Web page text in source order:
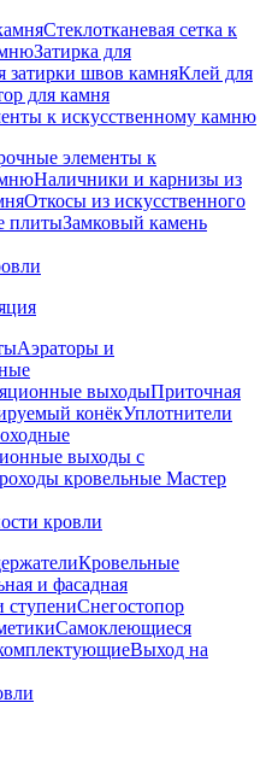
Стеклотканевая сетка к
Затирка для
затирки швов камняКлей для
для камня
к искусственному камню
элементы к
Наличники и карнизы из
Откосы из искусственного
плитыЗамковый камень
Аэраторы и
выходыПриточная
конёкУплотнители
выходы с
кровельные Мастер
кровли
Кровельные
и фасадная
ступениСнегостопор
Самоклеющиеся
Выход на